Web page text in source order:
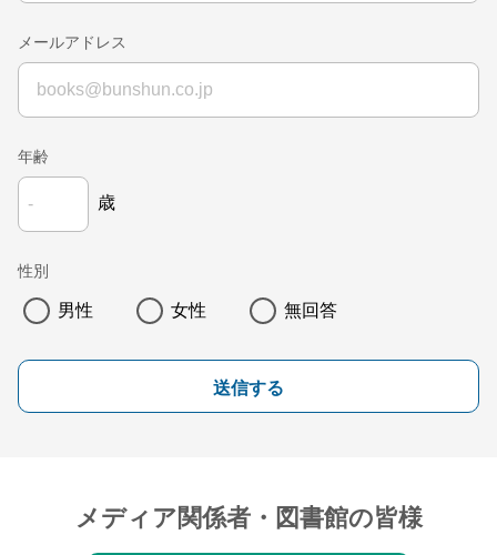
メールアドレス
年齢
歳
性別
男性 女性 無回答
送信する
メディア関係者・図書館の皆様